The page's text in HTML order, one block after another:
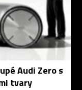
Audi Zero s
tvary